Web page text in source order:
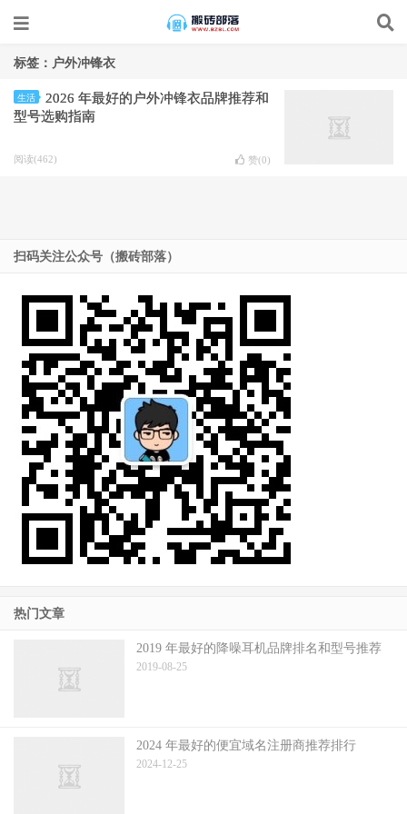
标签：户外冲锋衣
生活
2026 年最好的户外冲锋衣品牌推荐和
型号选购指南
阅读(462) 赞(0)
扫码关注公众号（搬砖部落）
热门文章
2019 年最好的降噪耳机品牌排名和型号推荐
2019-08-25
2024 年最好的便宜域名注册商推荐排行
2024-12-25